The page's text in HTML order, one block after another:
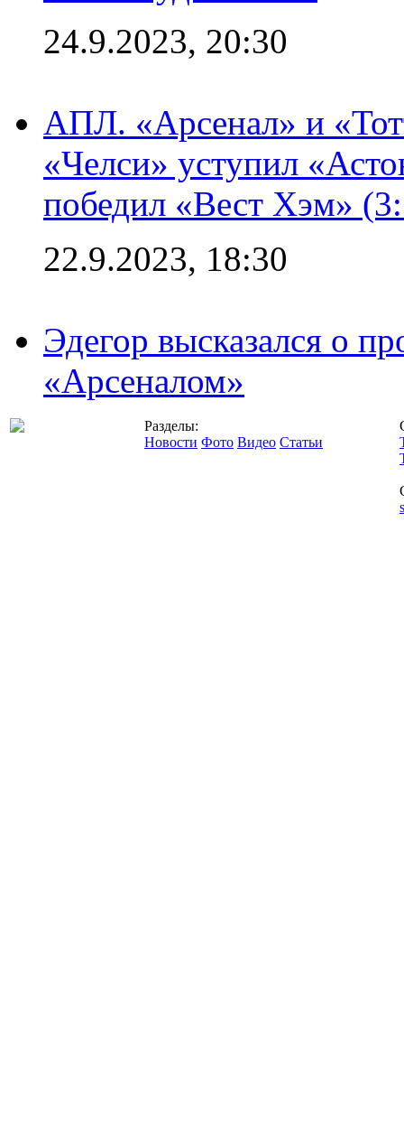
24.9.2023, 20:30
АПЛ. «Арсенал» и
«Челси» уступил
победил «Вест Хэм»
22.9.2023, 18:30
Эдегор высказался о
«Арсеналом»
Разделы:
Новости Фото Видео Статьи